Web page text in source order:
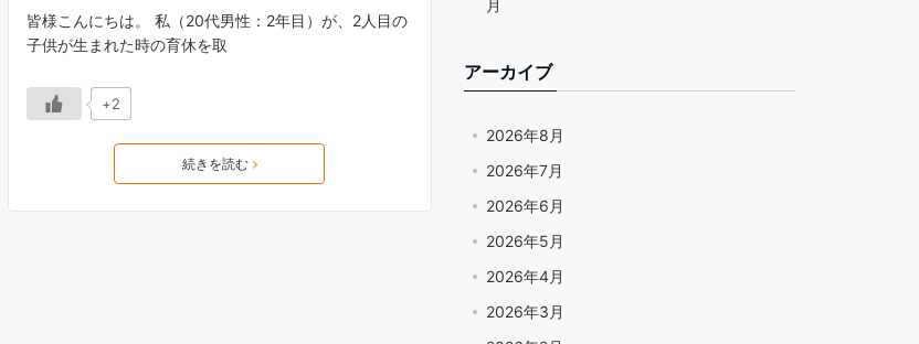
皆様こんにちは。 私（20代男性：2年目）が、2人目の
子供が生まれた時の育休を取
+2
続きを読む
月
アーカイブ
2026年8月
2026年7月
2026年6月
2026年5月
2026年4月
2026年3月